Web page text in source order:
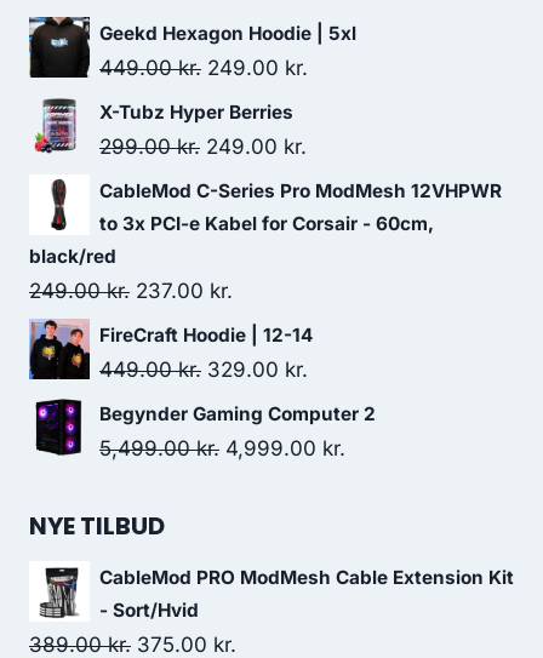
Geekd Hexagon Hoodie | 5xl
449.00kr. Original
price
was:
249.00 kr.
X-Tubz Hyper Berries
299.00kr. Original
price
was:
249.00 kr.
price
is:
CableMod C-Series Pro ModMesh 12VHPWR
to 3x PCI-e Kabel for Corsair - 60cm,
black/red
249.00kr. Original
price
was:
237.00 kr.
price
is:
FireCraft Hoodie | 12-14
449.00kr. Original
price
was:
329.00 kr.
price
is:
Begynder Gaming Computer 2
5,499.00kr. Original
4,999.00 kr.
NYE TILBUD
CableMod PRO ModMesh Cable Extension Kit
- Sort/Hvid
389.00kr. Original
375.00 kr.